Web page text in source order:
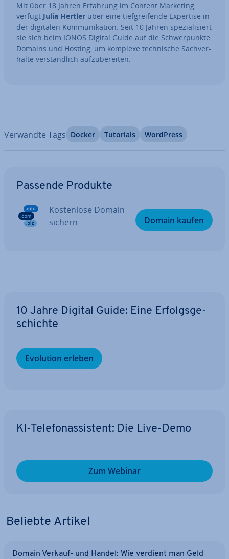
Mit über 18 Jahren Erfahrung im Content Marketing
verfügt Julia Hertler über eine tief­grei­fen­de Expertise in
der digitalen Kom­mu­ni­ka­ti­on. Seit 10 Jahren spe­zia­li­siert
sie sich beim IONOS Digital Guide auf die Schwer­punk­te
Domains und Hosting, um komplexe tech­ni­sche Sach­ver­
hal­te ver­ständ­lich auf­zu­be­rei­ten.
Verwandte Tags Docker Tutorials WordPress
Passende Produkte
Kos­ten­lo­se Domain
sichern
Domain kaufen
10 Jahre Digital Guide: Eine Er­folgs­ge­
schich­te
Evolution erleben
KI-Te­le­fon­as­sis­tent: Die Live-Demo
Zum Webinar
Beliebte Artikel
Domain Verkauf- und Handel: Wie verdient man Geld